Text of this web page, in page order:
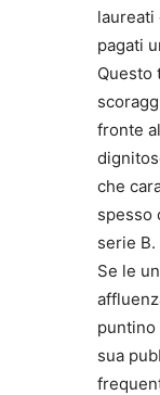
laureati
pagati
Questo
fronte
che
spesso
serie B.
Se le
puntino
sua